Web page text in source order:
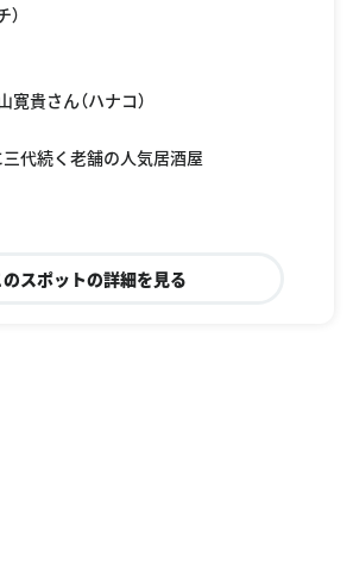
貴さん（ハナコ）
代続く老舗の人気居酒屋
のスポットの詳細を見る